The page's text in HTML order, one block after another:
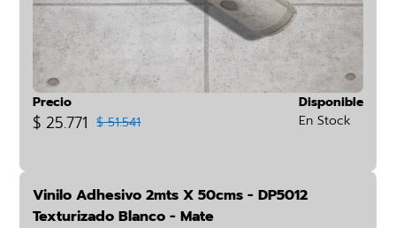
Precio
$ 25.771 $ 51.541
Disponible
En Stock
Vinilo Adhesivo 2mts X 50cms - DP5012
Texturizado Blanco - Mate